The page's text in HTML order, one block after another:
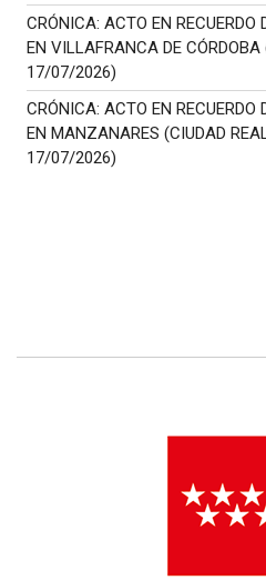
CRÓNICA: ACTO EN RECUERDO
EN VILLAFRANCA DE
17/07/2026)
CRÓNICA: ACTO EN RECUERDO
EN MANZANARES (CIUDAD
17/07/2026)